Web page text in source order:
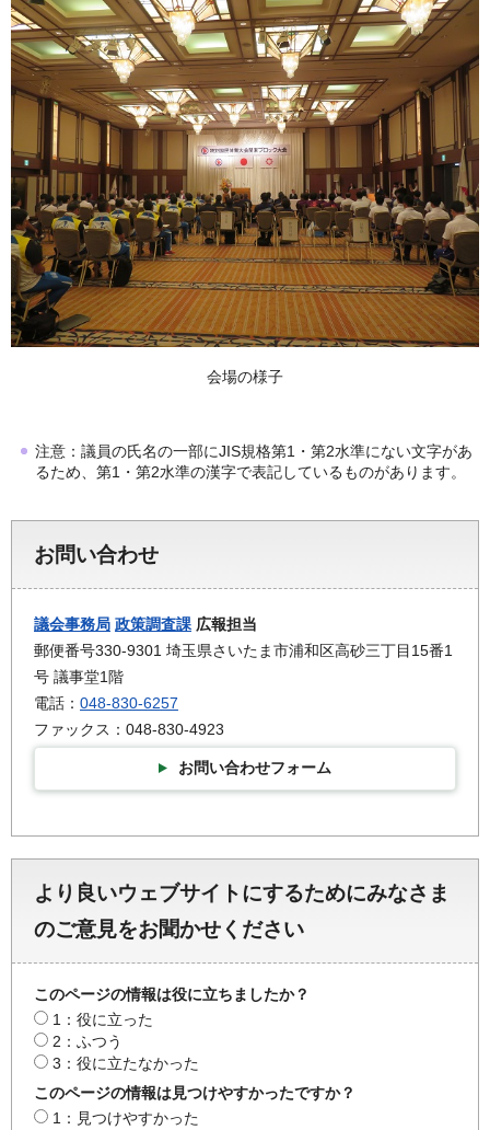
会場の様子
注意：議員の氏名の一部にJIS規格第1・第2水準にない文字があ
るため、第1・第2水準の漢字で表記しているものがあります。
お問い合わせ
議会事務局 政策調査課 広報担当
郵便番号330-9301 埼玉県さいたま市浦和区高砂三丁目15番1
号 議事堂1階
電話： 048-830-6257
ファックス：048-830-4923
お問い合わせフォーム
より良いウェブサイトにするためにみなさま
のご意見をお聞かせください
このページの情報は役に立ちましたか？
1：役に立った
2：ふつう
3：役に立たなかった
このページの情報は見つけやすかったですか？
1：見つけやすかった